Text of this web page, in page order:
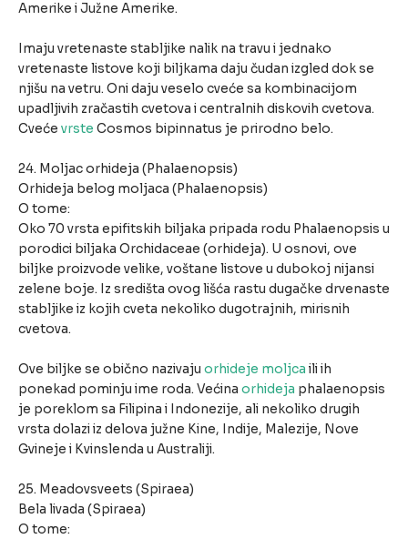
Amerike i Južne Amerike.
Imaju vretenaste stabljike nalik na travu i jednako
vretenaste listove koji biljkama daju čudan izgled dok se
njišu na vetru. Oni daju veselo cveće sa kombinacijom
upadljivih zračastih cvetova i centralnih diskovih cvetova.
Cveće vrste Cosmos bipinnatus je prirodno belo.
24. Moljac orhideja (Phalaenopsis)
Orhideja belog moljaca (Phalaenopsis)
O tome:
Oko 70 vrsta epifitskih biljaka pripada rodu Phalaenopsis u
porodici biljaka Orchidaceae (orhideja). U osnovi, ove
biljke proizvode velike, voštane listove u dubokoj nijansi
zelene boje. Iz središta ovog lišća rastu dugačke drvenaste
stabljike iz kojih cveta nekoliko dugotrajnih, mirisnih
cvetova.
Ove biljke se obično nazivaju orhideje moljca ili ih
ponekad pominju ime roda. Većina orhideja phalaenopsis
je poreklom sa Filipina i Indonezije, ali nekoliko drugih
vrsta dolazi iz delova južne Kine, Indije, Malezije, Nove
Gvineje i Kvinslenda u Australiji.
25. Meadovsveets (Spiraea)
Bela livada (Spiraea)
O tome: